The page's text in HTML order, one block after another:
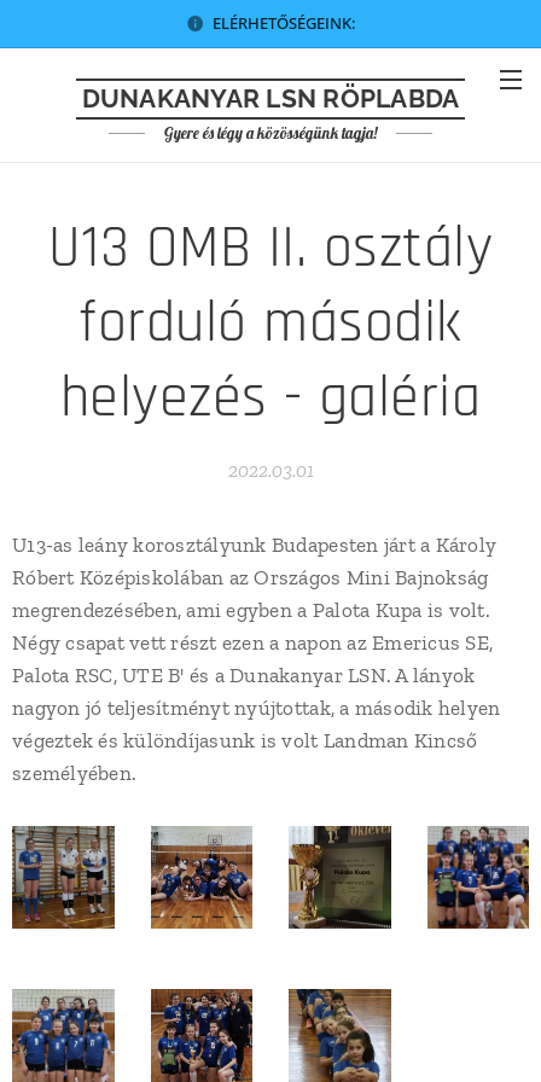
ELÉRHETŐSÉGEINK:
DUNAKANYAR LSN RÖPLABDA
Gyere és légy a közösségünk tagja!
U13 OMB II. osztály
forduló második
helyezés - galéria
2022.03.01
U13-as leány korosztályunk Budapesten járt a Károly
Róbert Középiskolában az Országos Mini Bajnokság
megrendezésében, ami egyben a Palota Kupa is volt.
Négy csapat vett részt ezen a napon az Emericus SE,
Palota RSC, UTE B' és a Dunakanyar LSN. A lányok
nagyon jó teljesítményt nyújtottak, a második helyen
végeztek és különdíjasunk is volt Landman Kincső
személyében.